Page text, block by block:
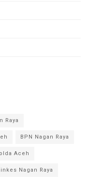
Raya
BPN Nagan Raya
Aceh
Nagan Raya